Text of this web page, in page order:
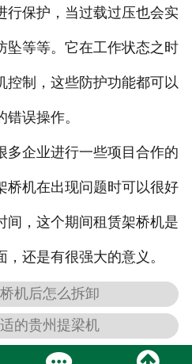
行保护，当过载过压也会实
坠等等。它在工作状态之时
控制，这些防护功能都可以
误操作。
企业进行一些项目合作的
桥机在出现问题时可以很好
间，这个期间租赁架桥机是
还是有很强大的意义。
机后怎么拆卸
的贵州提梁机